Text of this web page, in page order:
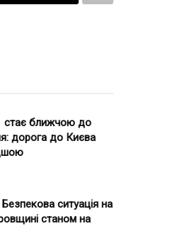
стає ближчою до
дорога до Києва
ситуація на
станом на